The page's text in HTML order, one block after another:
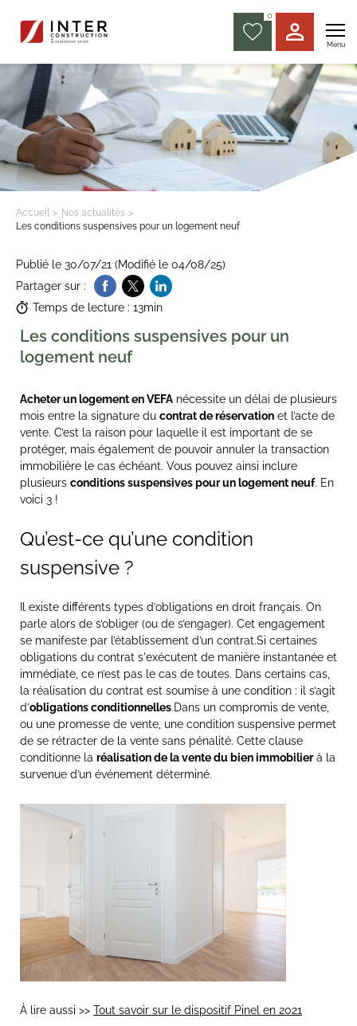
0
Menu
Accueil
Nos actualités
Les conditions suspensives pour un logement neuf
Publié le 30/07/21 (Modifié le 04/08/25)
Partager sur :
Temps de lecture : 13min
Les conditions suspensives pour un
logement neuf
Acheter un logement en VEFA nécessite un délai de plusieurs
mois entre la signature du contrat de réservation et l’acte de
vente. C’est la raison pour laquelle il est important de se
protéger, mais également de pouvoir annuler la transaction
immobilière le cas échéant. Vous pouvez ainsi inclure
plusieurs conditions suspensives pour un logement neuf. En
voici 3 !
Qu’est-ce qu’une condition
suspensive ?
Il existe différents types d’obligations en droit français. On
parle alors de s’obliger (ou de s’engager). Cet engagement
se manifeste par l’établissement d’un contrat.Si certaines
obligations du contrat s'exécutent de manière instantanée et
immédiate, ce n’est pas le cas de toutes. Dans certains cas,
la réalisation du contrat est soumise à une condition : il s’agit
d’obligations conditionnelles.Dans un compromis de vente,
ou une promesse de vente, une condition suspensive permet
de se rétracter de la vente sans pénalité. Cette clause
conditionne la réalisation de la vente du bien immobilierà la
survenue d’un événement déterminé.
À lire aussi >> Tout savoir sur le dispositif Pinel en 2021